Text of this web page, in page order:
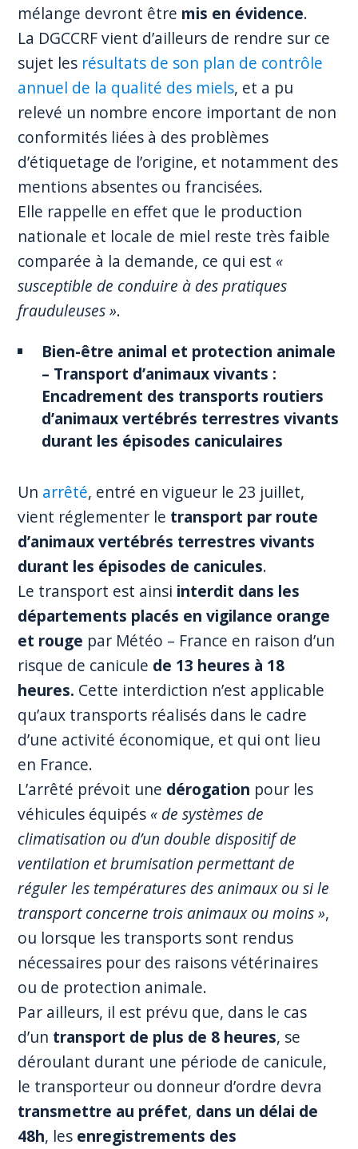
mélange devront être mis en évidence.
La DGCCRF vient d’ailleurs de rendre sur ce
sujet les résultats de son plan de contrôle
annuel de la qualité des miels, et a pu
relevé un nombre encore important de non
conformités liées à des problèmes
d’étiquetage de l’origine, et notamment des
mentions absentes ou francisées.
Elle rappelle en effet que le production
nationale et locale de miel reste très faible
comparée à la demande, ce qui est«
susceptible de conduire à des pratiques
frauduleuses ».
Bien-être animal et protection animale
– Transport d’animaux vivants :
Encadrement des transports routiers
d’animaux vertébrés terrestres vivants
durant les épisodes caniculaires
Un arrêté, entré en vigueur le 23 juillet,
vient réglementer le transport par route
d’animaux vertébrés terrestres vivants
durant les épisodes de canicules.
Le transport est ainsi interdit dans les
départements placés en vigilance orange
et rouge par Météo – France en raison d’un
risque de canicule de 13 heures à 18
heures. Cette interdiction n’est applicable
qu’aux transports réalisés dans le cadre
d’une activité économique, et qui ont lieu
en France.
L’arrêté prévoit une dérogation pour les
véhicules équipés« de systèmes de
climatisation ou d’un double dispositif de
ventilation et brumisation permettant de
réguler les températures des animaux ou si le
transport concerne trois animaux ou moins »,
ou lorsque les transports sont rendus
nécessaires pour des raisons vétérinaires
ou de protection animale.
Par ailleurs, il est prévu que, dans le cas
d’un transport de plus de 8 heures, se
déroulant durant une période de canicule,
le transporteur ou donneur d’ordre devra
transmettre au préfet, dans un délai de
48h, les enregistrements des